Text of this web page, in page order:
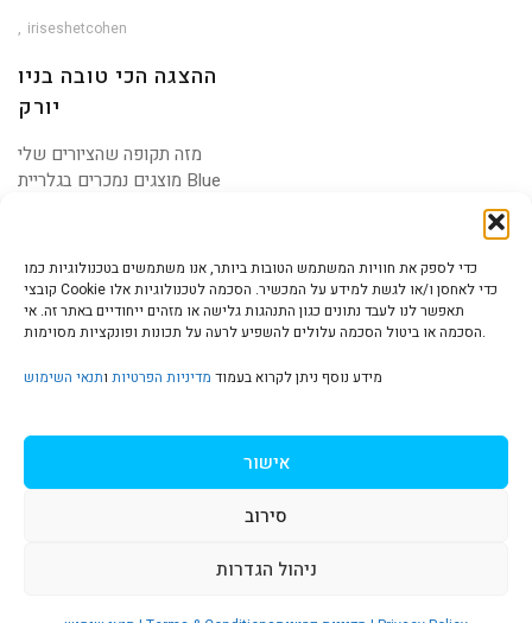
כדי לספק את חוויות המשתמש הטובות ביותר, אנו משתמשים בטכנולוגיות כמו
קובצי Cookie כדי לאחסן ו/או לגשת למידע על המכשיר. הסכמה לטכנולוגיות אלו
תאפשר לנו לעבד נתונים כגון התנהגות גלישה או מזהים ייחודיים באתר זה. אי
הסכמה או ביטול הסכמה עלולים להשפיע לרעה על תכונות ופונקציות מסוימות.
מידע נוסף ניתן לקרוא בעמוד מדיניות הפרטיות ותנאי השימוש
אישור
סירוב
ניהול הגדרות
iriseshetcohen
ההצגה הכי טובה בניו
יורק
מזה תקופה שהציורים שלי
מוצגים נמכרים בגלריית Blue
הצהרת נגישות | Accessibility